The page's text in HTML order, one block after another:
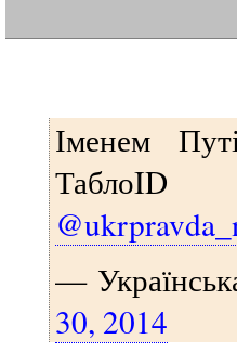
Іменем
—
30, 2014